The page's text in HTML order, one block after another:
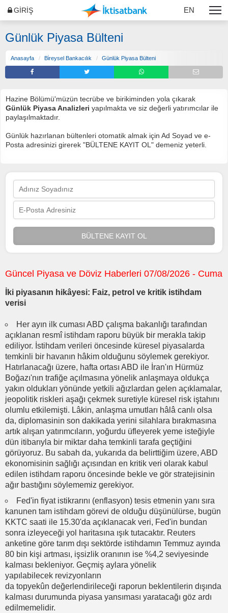
GİRİŞ EN
Günlük Piyasa Bülteni
Anasayfa Bi̇reysel Bankacılık Günlük Piyasa Bülteni
Hazine Bölümü'müzün tecrübe ve birikiminden yola çıkarak
Günlük Piyasa Analizleri yapılmakta ve siz değerli yatırımcılar ile
paylaşılmaktadır.
Günlük hazırlanan bültenleri otomatik almak için Ad Soyad ve e-
Posta adresinizi girerek "BÜLTENE KAYIT OL" demeniz yeterli.
BÜLTENE KAYIT OL
Güncel Piyasa ve Döviz Haberleri 07/08/2026 - Cuma
İki piyasanın hikâyesi: Faiz, petrol ve kritik istihdam
verisi
Her ayın ilk cuması ABD çalışma bakanlığı tarafından
açıklanan resmî istihdam raporu büyük bir merakla takip
ediliyor. İstihdam verileri öncesinde küresel piyasalarda
temkinli bir havanın hâkim olduğunu söylemek gerekiyor.
Hatırlanacağı üzere, hafta ortası ABD ile İran'ın Hürmüz
Boğazı'nın trafiğe açılmasına yönelik anlaşmaya oldukça
yakın oldukları yönünde yetkili ağızlardan gelen açıklamalar,
jeopolitik riskleri aşağı çekmek suretiyle küresel risk iştahını
olumlu etkilemişti. Lâkin, anlaşma umutları hâlâ canlı olsa
da, diplomasinin son dakikada yerini silahlara bırakmasına
artık alışan yatırımcıların, yoğurdu üfleyerek yeme isteğiyle
dün itibarıyla bir miktar daha temkinli tarafa geçtiğini
görüyoruz. Bu sabah da, yukarıda da belirttiğim üzere, ABD
ekonomisinin sağlığı açısından en kritik veri olarak kabul
edilen istihdam raporu öncesinde bekle ve gör stratejisinin
ağır bastığını söylememiz gerekiyor.
Fed'in fiyat istikrarını (enflasyon) tesis etmenin yanı sıra
kanunen tam istihdam görevi de olduğu düşünülürse, bugün
KKTC saati ile 15.30'da açıklanacak veri, Fed'in bundan
sonra izleyeceği yol haritasına ışık tutacaktır. Reuters
anketine göre tarım dışı sektörde istihdamın Temmuz ayında
80 bin kişi artması, işsizlik oranının ise %4,2 seviyesinde
kalması bekleniyor. Geçmiş aylara yönelik
yapılabilecek revizyonların
da topyekûn değerlendirileceği raporun beklentilerin dışında
kalması durumunda piyasa yansıması yaratacağı göz ardı
edilmemelidir.